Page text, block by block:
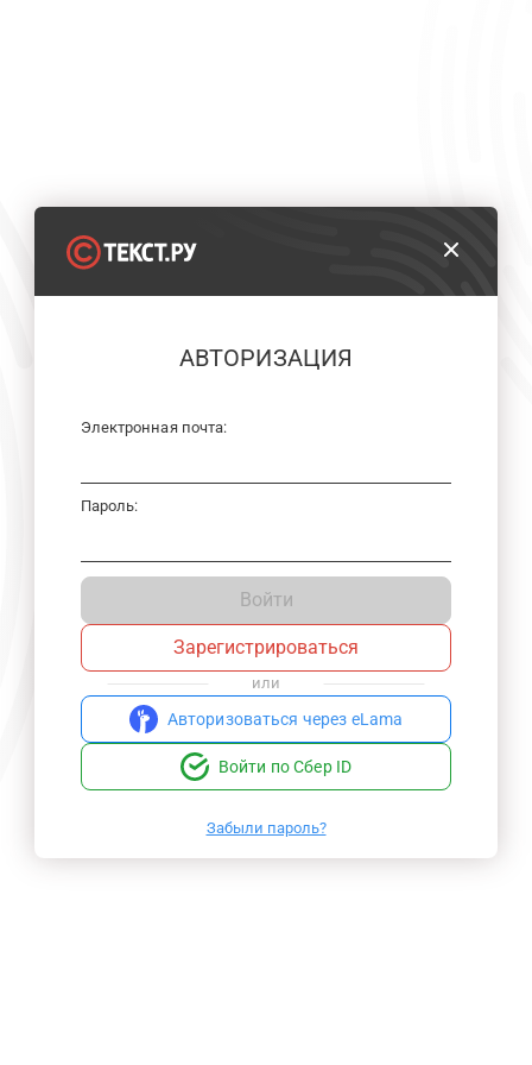
АВТОРИЗАЦИЯ
Электронная почта:
Пароль:
Войти
Зарегистрироваться
или
Авторизоваться через eLama
Войти по Сбер ID
Забыли пароль?